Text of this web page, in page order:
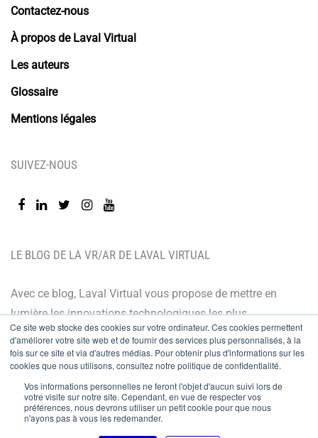
Ce site web stocke des cookies sur votre ordinateur. Ces cookies permettent
d'améliorer votre site web et de fournir des services plus personnalisés, à la
fois sur ce site et via d'autres médias. Pour obtenir plus d'informations sur les
cookies que nous utilisons, consultez notre politique de confidentialité.
Vos informations personnelles ne feront l'objet d'aucun suivi lors de
votre visite sur notre site. Cependant, en vue de respecter vos
préférences, nous devrons utiliser un petit cookie pour que nous
n'ayons pas à vous les redemander.
LE BLOG DE LA VR/AR DE LAVAL VIRTUAL
Avec ce blog, Laval Virtual vous propose de mettre en
lumière les innovations technologiques les plus
récentes et les dernières tendances. Orienté BtoB, le
blog de Laval Virtual s’adresse à tous ceux qui désirent
mieux comprendre et mieux maîtriser les technologies
immersives, les intégrer à leur chaîne de valeur ou
encore anticiper leurs évolutions.
Contactez-nous
À propos de Laval Virtual
Les auteurs
Glossaire
Mentions légales
SUIVEZ-NOUS